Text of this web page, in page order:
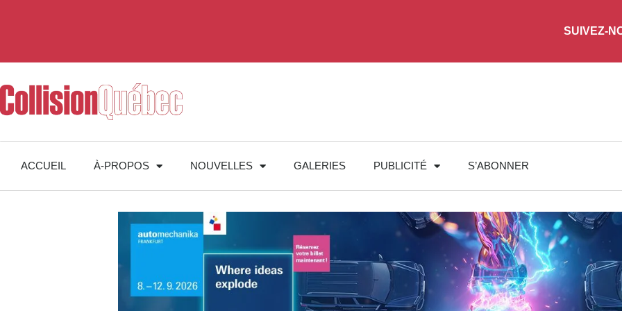
SUIVEZ-
ACCUEIL À-PROPOS NOUVELLES GALERIES PUBLICITÉ S’ABONNER